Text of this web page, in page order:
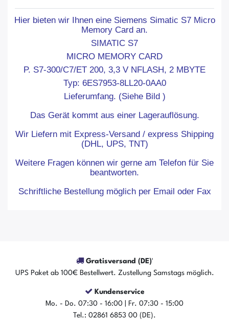
Hier bieten wir Ihnen eine Siemens Simatic S7 Micro
Memory Card an.
SIMATIC S7
MICRO MEMORY CARD
P. S7-300/C7/ET 200, 3,3 V NFLASH, 2 MBYTE
Typ: 6ES7953-8LL20-0AA0
Lieferumfang. (Siehe Bild )
Das Gerät kommt aus einer Lagerauflösung.
Wir Liefern mit Express-Versand / express Shipping
(DHL, UPS, TNT)
Weitere Fragen können wir gerne am Telefon für Sie
beantworten.
Schriftliche Bestellung möglich per Email oder Fax
Gratisversand (DE)¹
UPS Paket ab 100€ Bestellwert. Zustellung Samstags möglich.
Kundenservice
Mo. - Do. 07:30 - 16:00 | Fr. 07:30 - 15:00
Tel.: 02861 6853 00 (DE).